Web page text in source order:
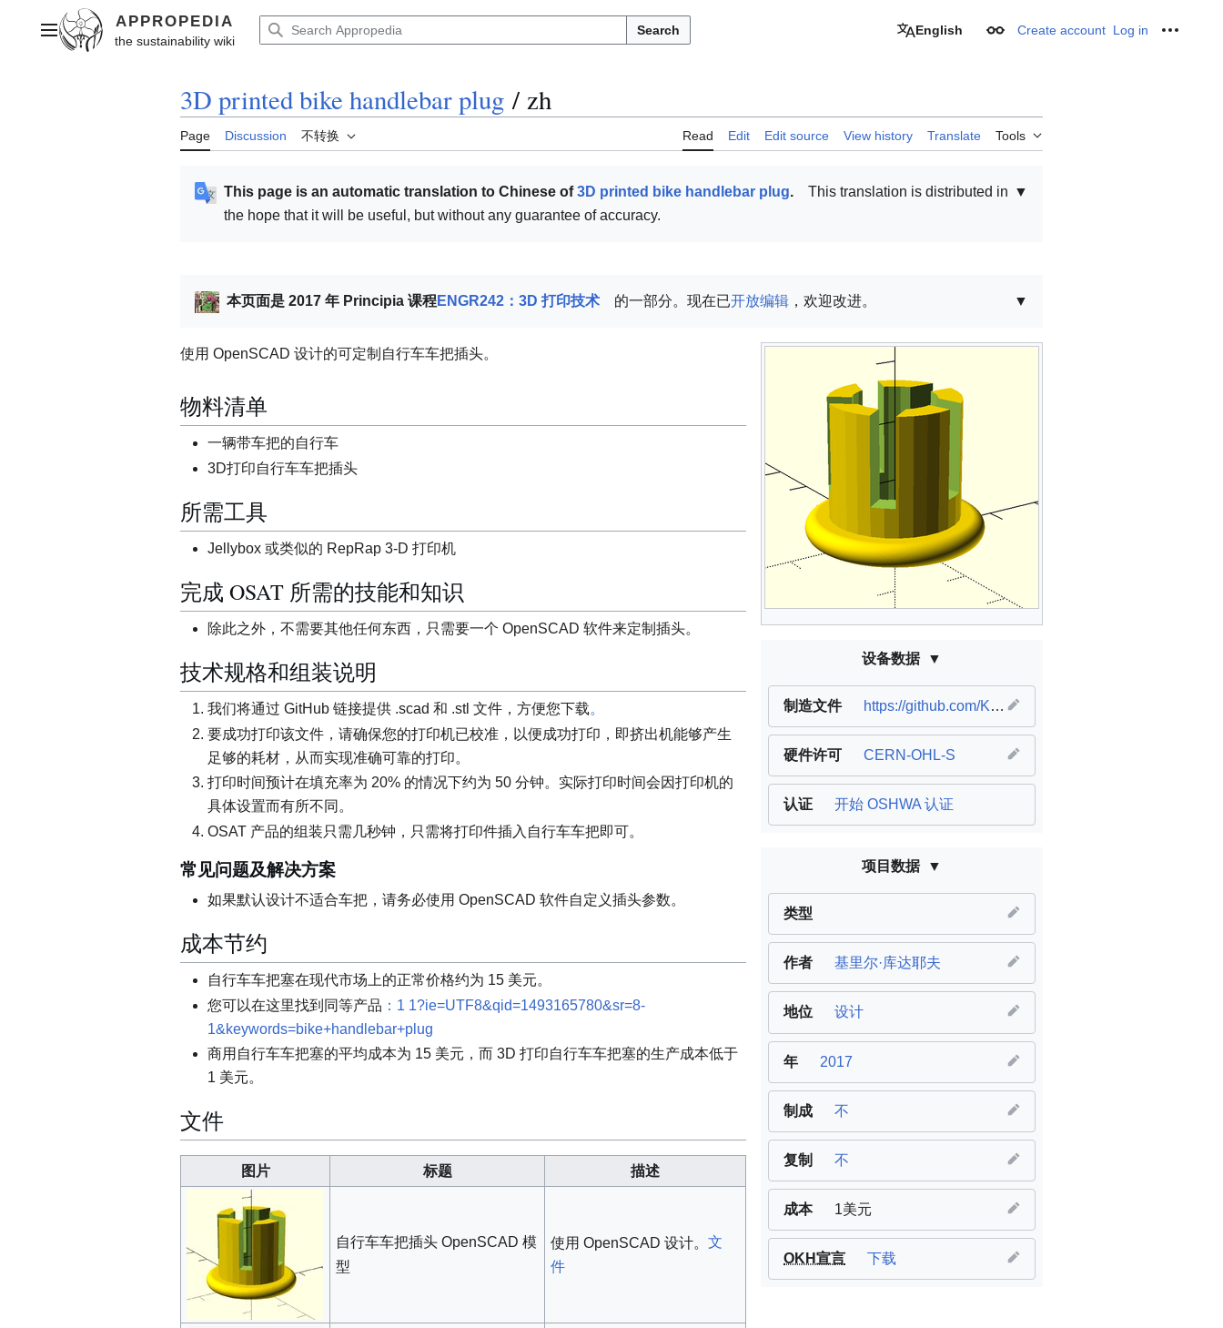
contentMain menu Search English Appearance
Create account Log in
3D printed bike handlebar plug / zh
Page Discussion 不转换 Read Edit Edit source View history Translate Tools
▼
This page is an automatic translation to Chinese of3D printed bike handlebar plug.
This translation is distributed in
the hope that it will be useful, but without any guarantee of accuracy.
▼
本页面是 2017 年 Principia 课程ENGR242：3D 打印技术 的一部分。现在已开放编辑 ，欢迎改进。
设备数据
制造文件 https://github.com/KirillKudaev/BikeHandlebarPlug3DModel
硬件许可 CERN-OHL-S
认证 开始 OSHWA 认证
项目数据
类型
作者 基里尔·库达耶夫
地位 设计
年 2017
制成 不
复制 不
成本 1美元
OKH宣言 下载
使用 OpenSCAD 设计的可定制自行车车把插头。
物料清单
一辆带车把的自行车
3D打印自行车车把插头
所需工具
Jellybox 或类似的 RepRap 3-D 打印机
完成 OSAT 所需的技能和知识
除此之外，不需要其他任何东西，只需要一个 OpenSCAD 软件来定制插头。
技术规格和组装说明
我们将通过 GitHub 链接提供 .scad 和 .stl 文件，方便您下载。
要成功打印该文件，请确保您的打印机已校准，以便成功打印，即挤出机能够产生
足够的耗材，从而实现准确可靠的打印。
打印时间预计在填充率为 20% 的情况下约为 50 分钟。实际打印时间会因打印机的
具体设置而有所不同。
OSAT 产品的组装只需几秒钟，只需将打印件插入自行车车把即可。
常见问题及解决方案
如果默认设计不适合车把，请务必使用 OpenSCAD 软件自定义插头参数。
成本节约
自行车车把塞在现代市场上的正常价格约为 15 美元。
您可以在这里找到同等产品 ：1 1?ie=UTF8&qid=1493165780&sr=8-
1&keywords=bike+handlebar+plug
商用自行车车把塞的平均成本为 15 美元，而 3D 打印自行车车把塞的生产成本低于
1 美元。
文件
图片 标题 描述
自行车车把插头 OpenSCAD 模
型
使用 OpenSCAD 设计。文
件